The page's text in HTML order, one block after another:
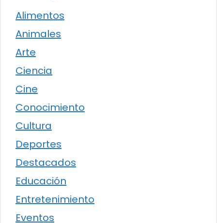
Alimentos
Animales
Arte
Ciencia
Cine
Conocimiento
Cultura
Deportes
Destacados
Educación
Entretenimiento
Eventos